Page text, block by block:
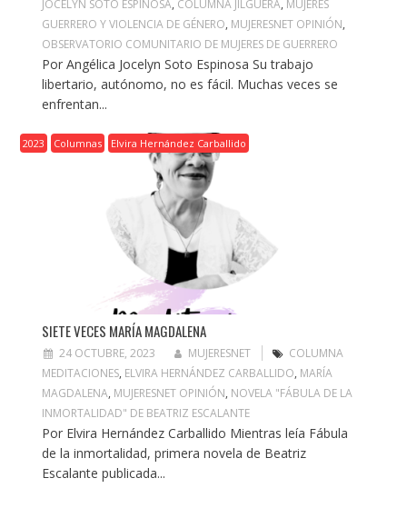
JOCELYN SOTO ESPINOSA, COLUMNA JILGUERA, MUJERES
GUERRERO Y VIOLENCIA DE GÉNERO, MUJERESNET OPINIÓN,
OBSERVATORIO COMUNITARIO DE MUJERES DE GUERRERO
Por Angélica Jocelyn Soto Espinosa Su trabajo
libertario, autónomo, no es fácil. Muchas veces se
enfrentan...
2023 Columnas Elvira Hernández Carballido
SIETE VECES MARÍA MAGDALENA
24 OCTUBRE, 2023 MUJERESNET
COLUMNA
MEDITACIONES, ELVIRA HERNÁNDEZ CARBALLIDO, MARÍA
MAGDALENA, MUJERESNET OPINIÓN, NOVELA "FÁBULA DE LA
INMORTALIDAD" DE BEATRIZ ESCALANTE
Por Elvira Hernández Carballido Mientras leía Fábula
de la inmortalidad, primera novela de Beatriz
Escalante publicada...